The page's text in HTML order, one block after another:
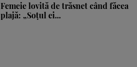
Femeie lovită de trăsnet când făcea
plajă: „Soțul ei...